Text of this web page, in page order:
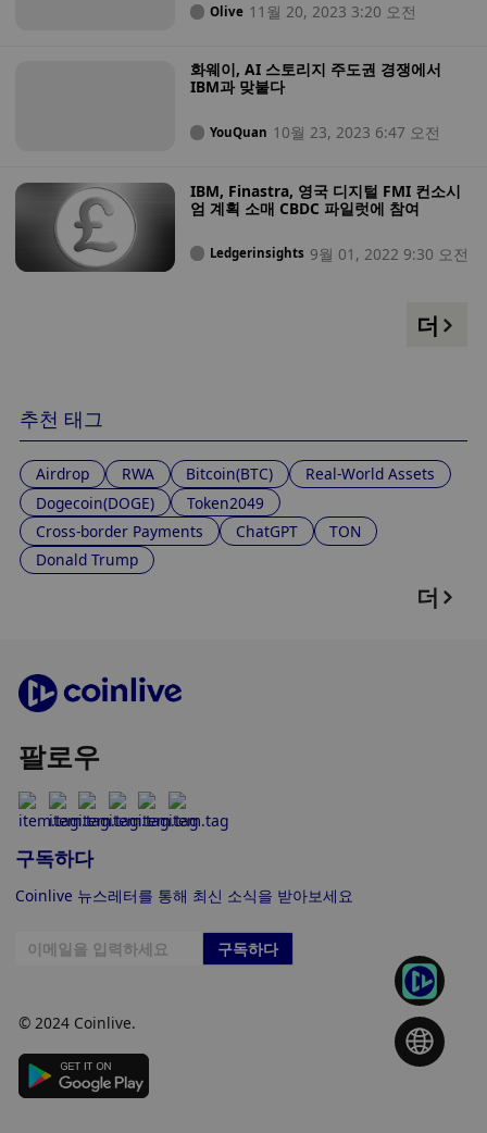
Olive 11월 20, 2023 3:20 오전
화웨이, AI 스토리지 주도권 경쟁에서
IBM과 맞붙다
YouQuan 10월 23, 2023 6:47 오전
IBM, Finastra, 영국 디지털 FMI 컨소시
엄 계획 소매 CBDC 파일럿에 참여
Ledgerinsights 9월 01, 2022 9:30 오전
더
추천 태그
Airdrop RWA Bitcoin(BTC)
Real-World Assets
Dogecoin(DOGE)
Token2049
Cross-border Payments
ChatGPT
TON
Donald Trump
더
팔로우
구독하다
Coinlive 뉴스레터를 통해 최신 소식을 받아보세요
구독하다
© 2024 Coinlive.